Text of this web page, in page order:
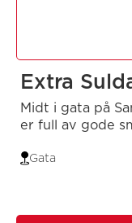
Extra
Midt i gata på
er full av gode
Gata